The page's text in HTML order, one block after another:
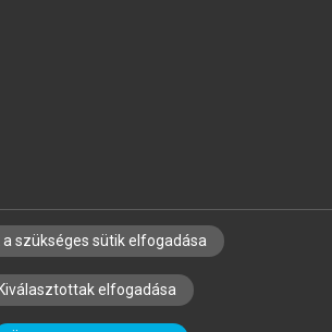
CÉGEKNEK KÖNYVTÁROSOKNAK
ÉS LEKTORÁLÁSI ALAPELVEK
a szükséges sütik elfogadása
Kiválasztottak elfogadása